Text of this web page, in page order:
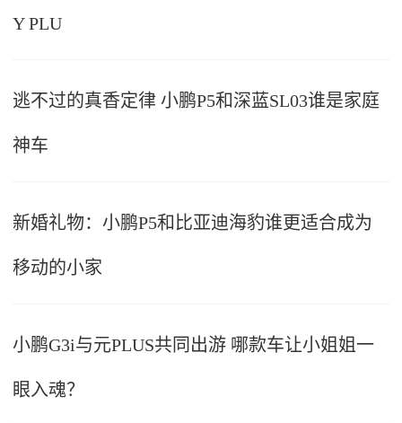
Y PLU
逃不过的真香定律 小鹏P5和深蓝SL03谁是家庭
神车
新婚礼物：小鹏P5和比亚迪海豹谁更适合成为
移动的小家
小鹏G3i与元PLUS共同出游 哪款车让小姐姐一
眼入魂？